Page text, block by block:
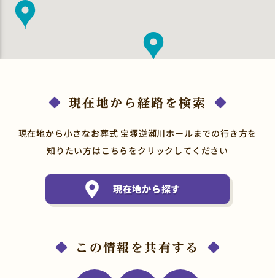
現在地から経路を検索
現在地から小さなお葬式 宝塚逆瀬川ホールまでの行き方を
知りたい方はこちらをクリックしてください
現在地から探す
この情報を共有する